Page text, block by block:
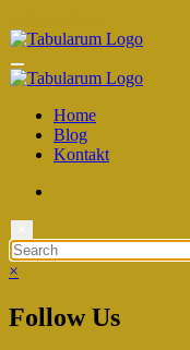
Inhalt
Home
Blog
Kontakt
×
Follow Us